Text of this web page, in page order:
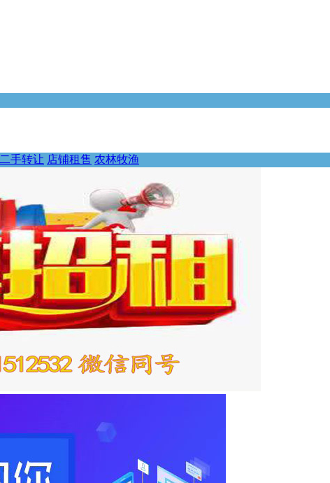
二手转让 店铺租售 农林牧渔